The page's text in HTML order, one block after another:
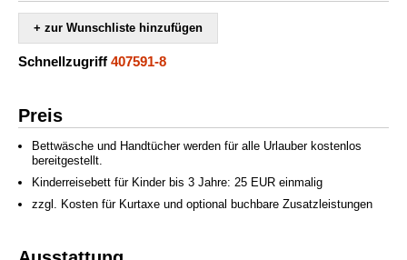
+ zur Wunschliste hinzufügen
Schnellzugriff 407591-8
Preis
Bettwäsche und Handtücher werden für alle Urlauber kostenlos
bereitgestellt.
Kinderreisebett für Kinder bis 3 Jahre: 25 EUR einmalig
zzgl. Kosten für Kurtaxe und optional buchbare Zusatzleistungen